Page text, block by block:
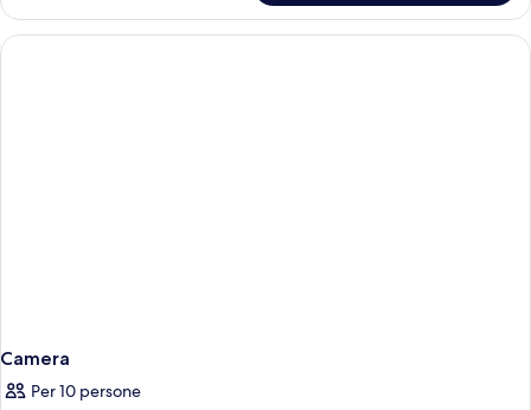
Camera
Per 10 persone